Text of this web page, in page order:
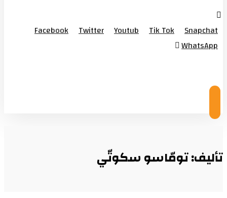
Facebook Twitter Youtub Tik Tok
Snapchat
WhatsApp
تأليف: تومّاسو سكوتّي